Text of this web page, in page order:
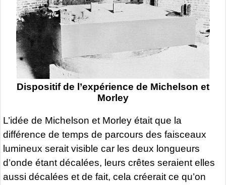
Dispositif de l’expérience de Michelson et
Morley
L’idée de Michelson et Morley était que la
différence de temps de parcours des faisceaux
lumineux serait visible car les deux longueurs
d’onde étant décalées, leurs crêtes seraient elles
aussi décalées et de fait, cela créerait ce qu’on